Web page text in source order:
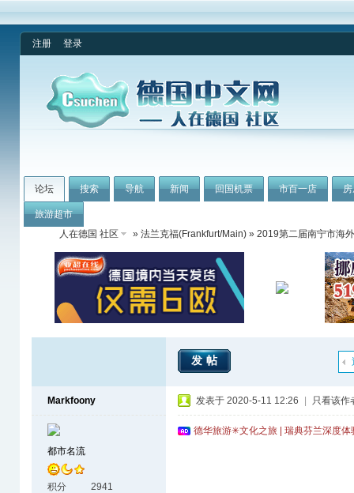
注册 登录
论坛 搜索 导航 新闻 回国机票 市百一店
旅游超市
人在德国 社区
» 法兰克福(Frankfurt/Main) » 2019第二届南宁市海
发帖
Markfoony
都市名流
积分
2941
发表于 2020-5-11 12:26 只看该作
德华旅游✳文化之旅 | 瑞典芬兰深度